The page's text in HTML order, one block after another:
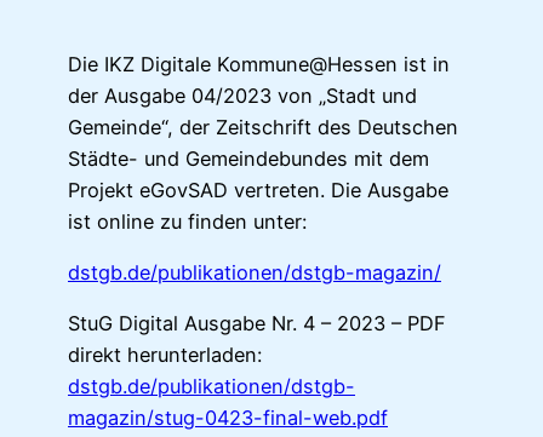
Die IKZ Digitale Kommune@Hessen ist in
der Ausgabe 04/2023 von „Stadt und
Gemeinde“, der Zeitschrift des Deutschen
Städte- und Gemeindebundes mit dem
Projekt eGovSAD vertreten. Die Ausgabe
ist online zu finden unter:
dstgb.de/publikationen/dstgb-magazin/
StuG Digital Ausgabe Nr. 4 – 2023 – PDF
direkt herunterladen:
dstgb.de/publikationen/dstgb-
magazin/stug-0423-final-web.pdf